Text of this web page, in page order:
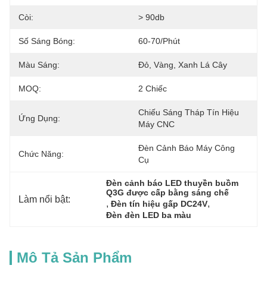
Còi: > 90db
Số Sáng Bóng: 60-70/phút
Màu Sáng: Đỏ, Vàng, Xanh Lá Cây
MOQ: 2 Chiếc
Ứng Dụng:
Chiếu Sáng Tháp Tín Hiệu
Máy CNC
Chức Năng:
Đèn Cảnh Báo Máy Công
Cụ
Làm nổi bật:
Đèn cảnh báo LED thuyền buồm
Q3G được cấp bằng sáng chế
, Đèn tín hiệu gấp DC24V,
Đèn đèn LED ba màu
Mô Tả Sản Phẩm